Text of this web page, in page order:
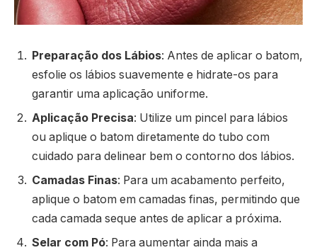
Preparação dos Lábios: Antes de aplicar o batom,
esfolie os lábios suavemente e hidrate-os para
garantir uma aplicação uniforme.
Aplicação Precisa: Utilize um pincel para lábios
ou aplique o batom diretamente do tubo com
cuidado para delinear bem o contorno dos lábios.
Camadas Finas: Para um acabamento perfeito,
aplique o batom em camadas finas, permitindo que
cada camada seque antes de aplicar a próxima.
Selar com Pó: Para aumentar ainda mais a